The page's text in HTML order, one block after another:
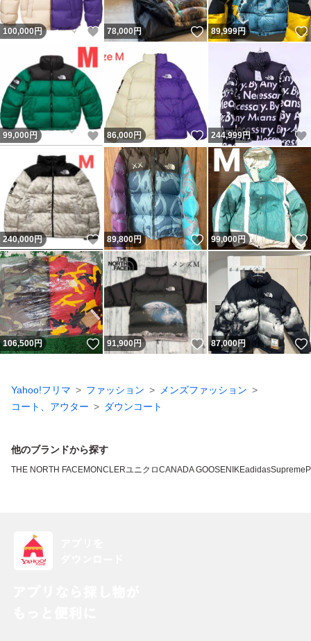
100,000円 いいね！
78,000円 いいね！
89,999円
99,000 円 いいね！
86,000円 いいね！
244,999円
240,000円 いいね！
89,800円 いいね！
99,000円
106,500円 いいね！
91,900円 いいね！
87,000円
Yahoo!フリマ ファッション
メンズファッション
コート、アウター
ダウンコート
他のブランドから探す
THE NORTH FACEMONCLERユニクロCANADA GOOSENIKEadidasSupreme